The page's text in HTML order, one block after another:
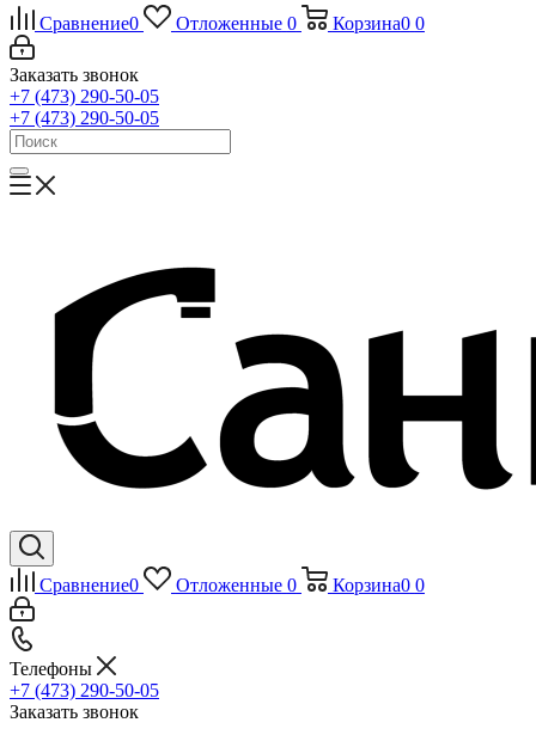
Сравнение0 Отложенные 0 Корзина0 0
Заказать звонок
+7 (473) 290-50-05
+7 (473) 290-50-05
Сравнение0 Отложенные 0 Корзина0 0
Телефоны
+7 (473) 290-50-05
Заказать звонок